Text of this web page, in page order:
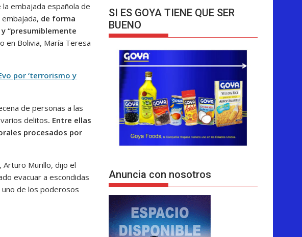
embajada española de
de forma
“presumiblemente
en Bolivia, María Teresa
por ‘terrorismo y
de personas a las
delitos. Entre ellas
procesados por
Arturo Murillo, dijo el
evacuar a escondidas
uno de los poderosos
SI ES GOYA TIENE QUE SER
BUENO
Anuncia con nosotros